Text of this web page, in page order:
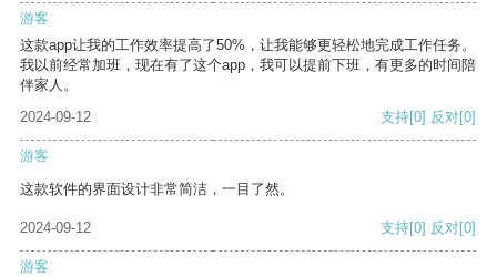
游客
这款app让我的工作效率提高了50%，让我能够更轻松地完成工作任务。
我以前经常加班，现在有了这个app，我可以提前下班，有更多的时间陪
伴家人。
2024-09-12
支持[0] 反对[0]
游客
这款软件的界面设计非常简洁，一目了然。
2024-09-12 支持[0] 反对[0]
游客